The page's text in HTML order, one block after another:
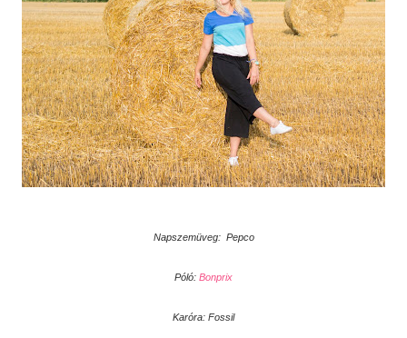
Napszemüveg: Pepco
Póló: Bonprix
Karóra: Fossil